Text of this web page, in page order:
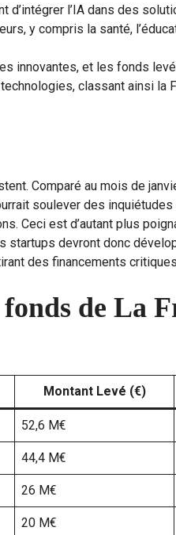
d’intégrer l’IA dans des
y compris la santé,
innovantes, et les fonds
classant ainsi la
Comparé au mois de
soulever des
Ceci est d’autant plus
startups devront donc
des financements
fonds de La
Montant Levé (€)
52,6 M€
44,4 M€
26 M€
20 M€